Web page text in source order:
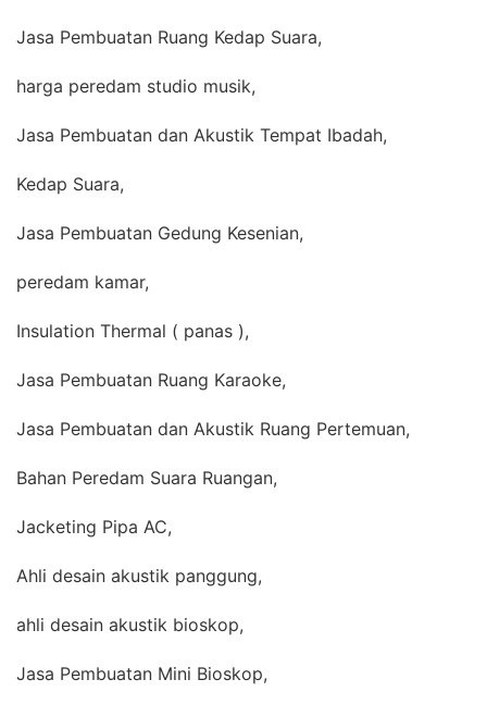
Jasa Pembuatan Ruang Kedap Suara,
harga peredam studio musik,
Jasa Pembuatan dan Akustik Tempat Ibadah,
Kedap Suara,
Jasa Pembuatan Gedung Kesenian,
peredam kamar,
Insulation Thermal ( panas ),
Jasa Pembuatan Ruang Karaoke,
Jasa Pembuatan dan Akustik Ruang Pertemuan,
Bahan Peredam Suara Ruangan,
Jacketing Pipa AC,
Ahli desain akustik panggung,
ahli desain akustik bioskop,
Jasa Pembuatan Mini Bioskop,